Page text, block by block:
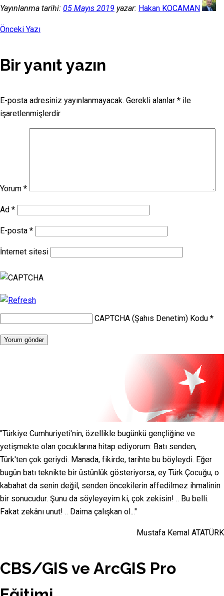
Yayınlanma tarihi: 05 Mayıs 2019 yazar: Hakan KOCAMAN
Önceki Yazı
Bir yanıt yazın
E-posta adresiniz yayınlanmayacak. Gerekli alanlar * ile
işaretlenmişlerdir
Yorum *
Ad *
E-posta *
İnternet sitesi
CAPTCHA (Şahıs Denetim) Kodu *
"Türkiye Cumhuriyeti'nin, özellikle bugünkü gençliğine ve
yetişmekte olan çocuklarına hitap ediyorum: Batı senden,
Türk'ten çok geriydi. Manada, fikirde, tarihte bu böyleydi. Eğer
bugün batı teknikte bir üstünlük gösteriyorsa, ey Türk Çocuğu, o
kabahat da senin değil, senden öncekilerin affedilmez ihmalinin
bir sonucudur. Şunu da söyleyeyim ki, çok zekisin! .. Bu belli.
Fakat zekânı unut! .. Daima çalışkan ol..."
Mustafa Kemal ATATÜRK
CBS/GIS ve ArcGIS Pro